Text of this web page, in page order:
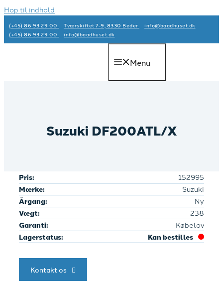
Hop til indhold
(+45) 86 93 29 00 Tværskiftet 7-9, 8330 Beder
info@baadhuset.dk​
(+45) 86 93 29 00
info@baadhuset.dk​
Menu
Suzuki DF200ATL/X
Pris: 152995
Mærke: Suzuki
Årgang: Ny
Vægt: 238
Garanti: Købelov
Lagerstatus: Kan bestilles
Kontakt os